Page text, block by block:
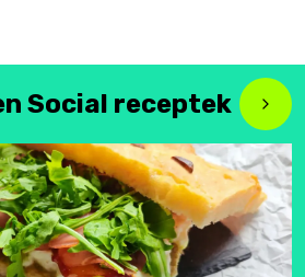
Social receptek